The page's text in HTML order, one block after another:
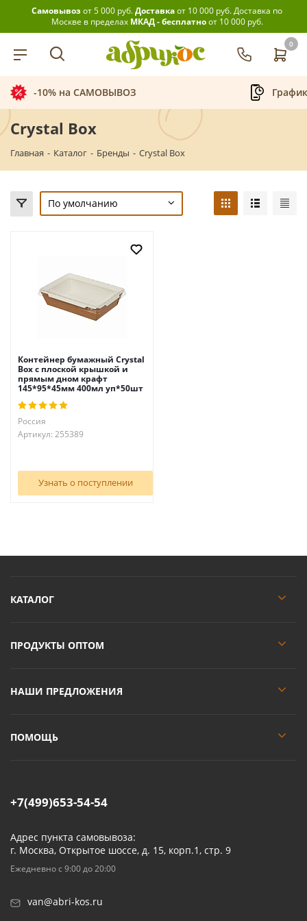
Самовывозот 5 000 руб.Доставкаот 10 000 руб.Доставка по
Москве в пределах МКАД - бесплатноот 10 000 руб.
0
-10% на САМОВЫВОЗ
Crystal Box
Главная - Каталог - Бренды - Crystal Box
По умолчанию
Контейнер бумажный Crystal
Box с плоской крышкой и
прямым дном крафт
145*95*45мм 400мл уп*50шт
Россия
Артикул: 255389
Узнать о поступлении
КАТАЛОГ
ПРОДУКТЫ ОПТОМ
НАШИ ПРЕДЛОЖЕНИЯ
ПОМОЩЬ
+7(499)653-54-54
Адрес пункта самовывоза:
г. Москва, Открытое шоссе, д. 15, корп.1, стр. 9
Ежедневно с 9:00 до 20:00
van@abri-kos.ru